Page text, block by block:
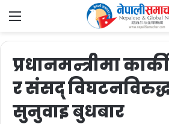
Menu
प्रधानमन्त्रीमा
र संसद्
सुनुवाइ बुधबार